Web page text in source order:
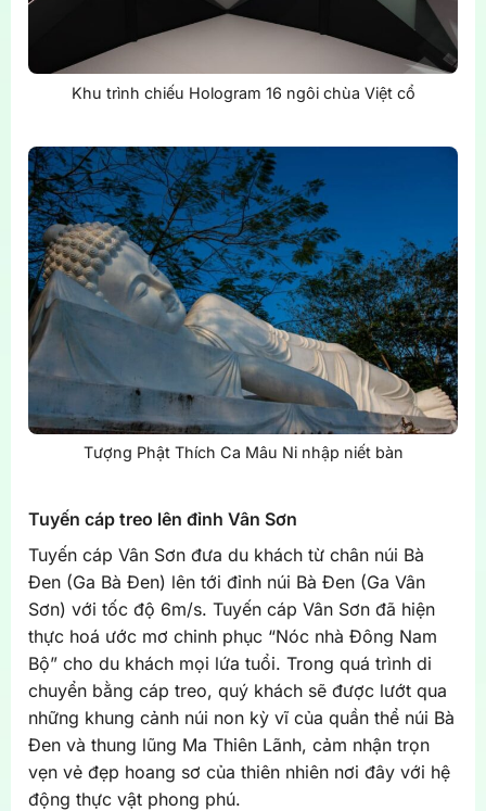
Khu trình chiếu Hologram 16 ngôi chùa Việt cổ
Tượng Phật Thích Ca Mâu Ni nhập niết bàn
Tuyến cáp treo lên đỉnh Vân Sơn
Tuyến cáp Vân Sơn đưa du khách từ chân núi Bà
Đen (Ga Bà Đen) lên tới đỉnh núi Bà Đen (Ga Vân
Sơn) với tốc độ 6m/s. Tuyến cáp Vân Sơn đã hiện
thực hoá ước mơ chinh phục “Nóc nhà Đông Nam
Bộ” cho du khách mọi lứa tuổi. Trong quá trình di
chuyển bằng cáp treo, quý khách sẽ được lướt qua
những khung cảnh núi non kỳ vĩ của quần thể núi Bà
Đen và thung lũng Ma Thiên Lãnh, cảm nhận trọn
vẹn vẻ đẹp hoang sơ của thiên nhiên nơi đây với hệ
động thực vật phong phú.